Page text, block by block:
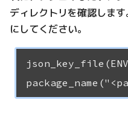
ディレクトリを確認します
にしてください。